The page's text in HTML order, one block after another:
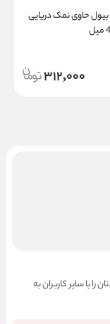
حاوی نمک دریایی
312,000
را با سایر کاربران به